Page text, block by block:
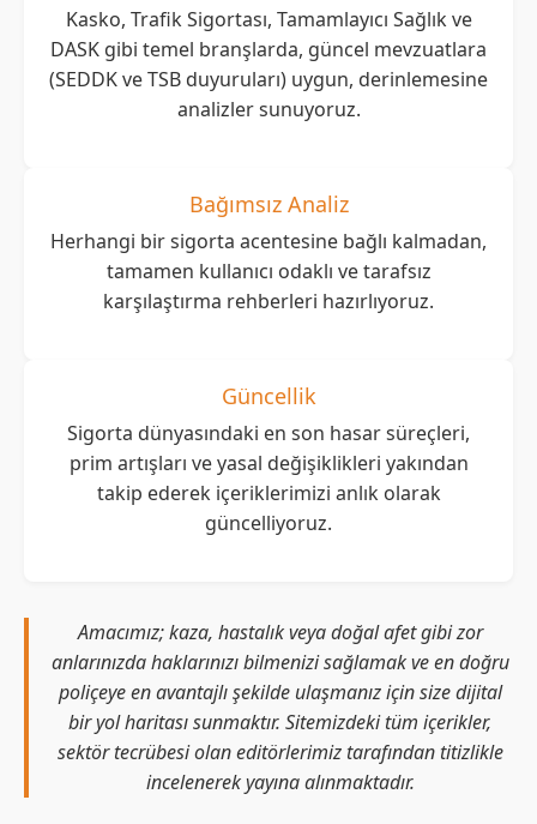
Kasko, Trafik Sigortası, Tamamlayıcı Sağlık ve
DASK gibi temel branşlarda, güncel mevzuatlara
(SEDDK ve TSB duyuruları) uygun, derinlemesine
analizler sunuyoruz.
Bağımsız Analiz
Herhangi bir sigorta acentesine bağlı kalmadan,
tamamen kullanıcı odaklı ve tarafsız
karşılaştırma rehberleri hazırlıyoruz.
Güncellik
Sigorta dünyasındaki en son hasar süreçleri,
prim artışları ve yasal değişiklikleri yakından
takip ederek içeriklerimizi anlık olarak
güncelliyoruz.
Amacımız; kaza, hastalık veya doğal afet gibi zor
anlarınızda haklarınızı bilmenizi sağlamak ve en doğru
poliçeye en avantajlı şekilde ulaşmanız için size dijital
bir yol haritası sunmaktır. Sitemizdeki tüm içerikler,
sektör tecrübesi olan editörlerimiz tarafından titizlikle
incelenerek yayına alınmaktadır.